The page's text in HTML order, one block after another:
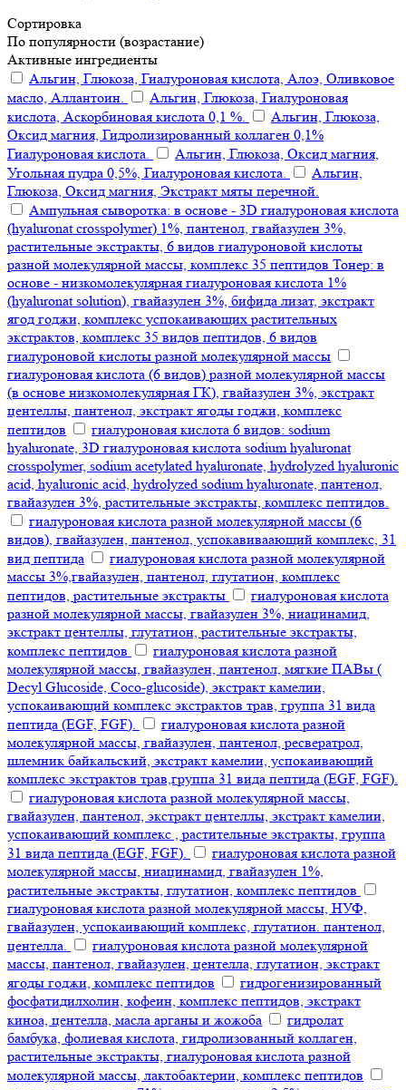
Сортировка
По популярности (возрастание)
Активные ингредиенты
Альгин, Глюкоза, Гиалуроновая кислота, Алоэ, Оливковое
масло, Аллантоин.
Альгин, Глюкоза, Гиалуроновая
кислота, Аскорбиновая кислота 0,1 %.
Альгин, Глюкоза,
Оксид магния, Гидролизированный коллаген 0,1%
Гиалуроновая кислота.
Альгин, Глюкоза, Оксид магния,
Угольная пудра 0,5%, Гиалуроновая кислота.
Альгин,
Глюкоза, Оксид магния, Экстракт мяты перечной.
Ампульная сыворотка: в основе - 3D гиалуроновая кислота
(hyaluronat crosspolymer) 1%, пантенол, гвайазулен 3%,
растительные экстракты, 6 видов гиалуроновой кислоты
разной молекулярной массы, комплекс 35 пептидов Тонер: в
основе - низкомолекулярная гиалуроновая кислота 1%
(hyaluronat solution), гвайазулен 3%, бифида лизат, экстракт
ягод годжи, комплекс успокаивающих растительных
экстрактов, комплекс 35 видов пептидов, 6 видов
гиалуроновой кислоты разной молекулярной массы
гиалуроновая кислота (6 видов) разной молекулярной массы
(в основе низкомолекулярная ГК), гвайазулен 3%, экстракт
центеллы, пантенол, экстракт ягоды годжи, комплекс
пептидов
гиалуроновая кислота 6 видов: sodium
hyaluronate, 3D гиалуроновая кислота sodium hyaluronat
crosspolymer, sodium acetylated hyaluronate, hydrolyzed hyaluronic
acid, hyaluronic acid, hydrolyzed sodium hyaluronate, пантенол,
гвайазулен 3%, растительные экстракты, комплекс пептидов.
гиалуроновая кислота разной молекулярной массы (6
видов), гвайазулен, пантенол, успокавиваающий комплекс, 31
вид пептида
гиалуроновая кислота разной молекулярной
массы 3%,гвайазулен, пантенол, глутатион, комплекс
пептидов, растительные экстракты
гиалуроновая кислота
разной молекулярной массы, гвайазулен 3%, ниацинамид,
экстракт центеллы, глутатион, растительные экстракты,
комплекс пептидов
гиалуроновая кислота разной
молекулярной массы, гвайазулен, пантенол, мягкие ПАВы (
Decyl Glucoside, Coco-glucoside), экстракт камелии,
успокаивающий комплекс экстрактов трав, группа 31 вида
пептида (EGF, FGF).
гиалуроновая кислота разной
молекулярной массы, гвайазулен, пантенол, ресвератрол,
шлемник байкальский, экстракт камелии, успокаивающий
комплекс экстрактов трав,группа 31 вида пептида (EGF, FGF).
гиалуроновая кислота разной молекулярной массы,
гвайазулен, пантенол, экстракт центеллы, экстракт камелии,
успокаивающий комплекс , растительные экстракты, группа
31 вида пептида (EGF, FGF).
гиалуроновая кислота разной
молекулярной массы, ниацинамид, гвайазулен 1%,
растительные экстракты, глутатион, комплекс пептидов
гиалуроновая кислота разной молекулярной массы, НУФ,
гвайазулен, успокаивающий комплекс, глутатион. пантенол,
центелла.
гиалуроновая кислота разной молекулярной
массы, пантенол, гвайазулен, центелла, глутатион, экстракт
ягоды годжи, комплекс пептидов
гидрогенизированный
фосфатидилхолин, кофеин, комплекс пептидов, экстракт
киноа, центелла, масла арганы и жожоба
гидролат
бамбука, фолиевая кислота, гидролизованный коллаген,
растительные экстракты, гиалуроновая кислота разной
молекулярной массы, лактобактерии, комплекс пептидов